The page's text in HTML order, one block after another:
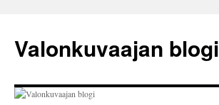
Valonkuvaajan blogi